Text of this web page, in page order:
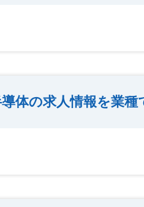
体の求人情報を業種